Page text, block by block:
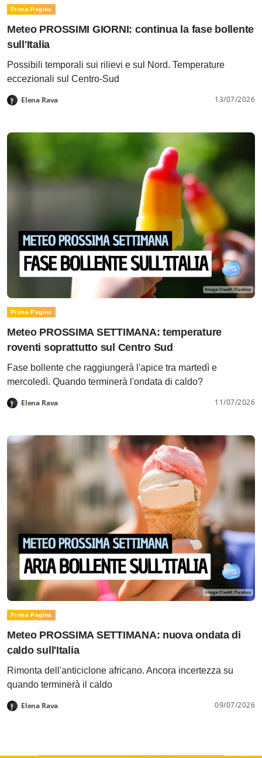
Prima Pagina
Meteo PROSSIMI GIORNI: continua la fase bollente
sull'Italia
Possibili temporali sui rilievi e sul Nord. Temperature
eccezionali sul Centro-Sud
Elena Rava 13/07/2026
Prima Pagina
Meteo PROSSIMA SETTIMANA: temperature
roventi soprattutto sul Centro Sud
Fase bollente che raggiungerà l'apice tra martedì e
mercoledì. Quando terminerà l'ondata di caldo?
Elena Rava 11/07/2026
Prima Pagina
Meteo PROSSIMA SETTIMANA: nuova ondata di
caldo sull'Italia
Rimonta dell'anticiclone africano. Ancora incertezza su
quando terminerà il caldo
Elena Rava 09/07/2026